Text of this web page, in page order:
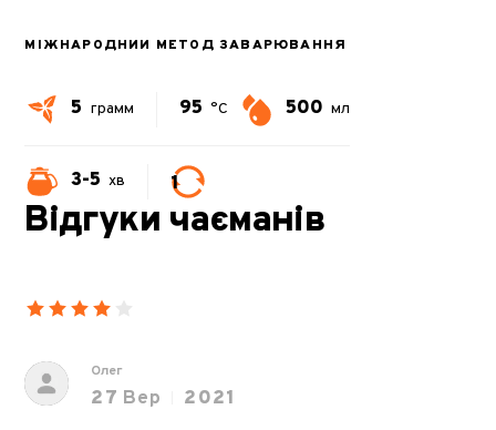
МІЖНАРОДНИЙ МЕТОД ЗАВАРЮВАННЯ
5 грамм 95 °C 500 мл
3-5 хв 1
Відгуки чаєманів
Олег
27 Вер
2021